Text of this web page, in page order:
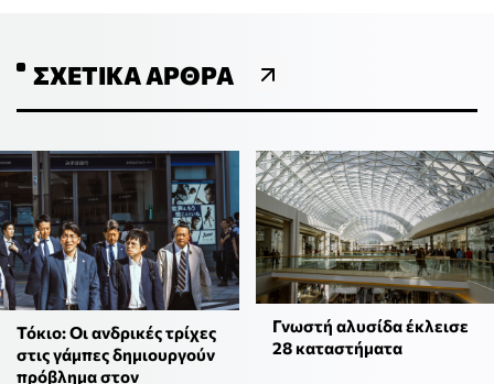
ΣΧΕΤΙΚΆ ΆΡΘΡΑ
Τόκιο: Οι ανδρικές τρίχες
στις γάμπες δημιουργούν
πρόβλημα στον
Γνωστή αλυσίδα έκλεισε
28 καταστήματα